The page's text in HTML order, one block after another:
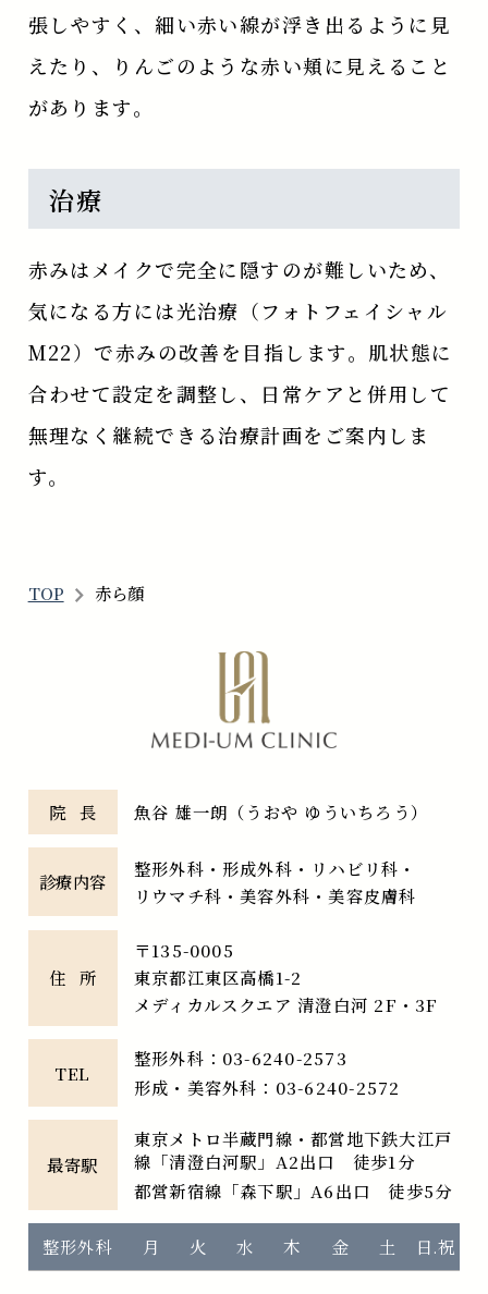
張しやすく、細い赤い線が浮き出るように見
えたり、りんごのような赤い頬に見えること
があります。
治療
赤みはメイクで完全に隠すのが難しいため、
気になる方には光治療（フォトフェイシャル
M22）で赤みの改善を目指します。肌状態に
合わせて設定を調整し、日常ケアと併用して
無理なく継続できる治療計画をご案内しま
す。
TOP 赤ら顔
院長 魚谷 雄一朗（うおや ゆういちろう）
診療内容
整形外科・形成外科・リハビリ科・
リウマチ科・美容外科・美容皮膚科
住所
〒135-0005
東京都江東区高橋1-2
メディカルスクエア 清澄白河 2F・3F
TEL
整形外科： 03-6240-2573
形成・美容外科： 03-6240-2572
最寄駅
東京メトロ半蔵門線・都営地下鉄大江戸
線「清澄白河駅」A2出口 徒歩1分
都営新宿線「森下駅」A6出口 徒歩5分
整形外科 月 火 水 木 金 土 日.祝